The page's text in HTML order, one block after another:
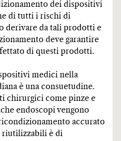
dei dispositivi
di tutti i rischi di
derivare da tali prodotti e
deve garantire
di questi prodotti.
medici nella
è una consuetudine.
chirurgici come pinze e
endoscopi vengono
accurato
riutilizzabili è di